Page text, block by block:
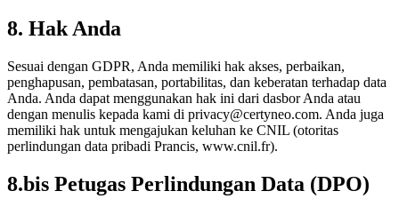
8. Hak Anda
Sesuai dengan GDPR, Anda memiliki hak akses, perbaikan,
penghapusan, pembatasan, portabilitas, dan keberatan terhadap data
Anda. Anda dapat menggunakan hak ini dari dasbor Anda atau
dengan menulis kepada kami di privacy@certyneo.com. Anda juga
memiliki hak untuk mengajukan keluhan ke CNIL (otoritas
perlindungan data pribadi Prancis, www.cnil.fr).
8.bis Petugas Perlindungan Data (DPO)